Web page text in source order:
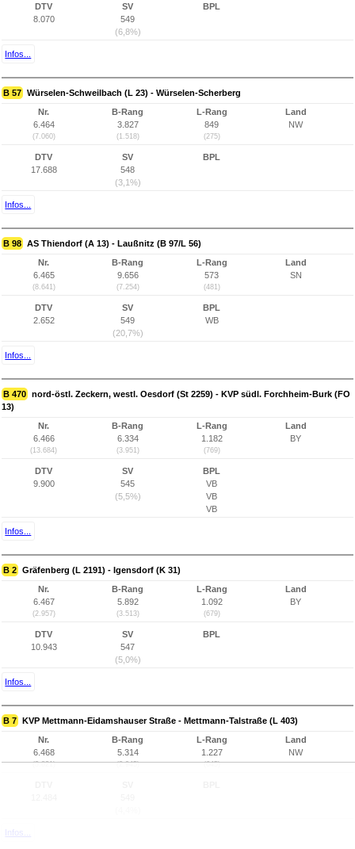
DTV
8.070
SV
549
(6,8%)
BPL
Infos...
B 57 Würselen-Schweilbach (L 23) - Würselen-Scherberg
Nr.
6.464
(7.060)
B-Rang
3.827
(1.518)
L-Rang
849
(275)
Land
NW
DTV
17.688
SV
548
(3,1%)
BPL
Infos...
B 98 AS Thiendorf (A 13) - Laußnitz (B 97/L 56)
Nr.
6.465
(8.641)
B-Rang
9.656
(7.254)
L-Rang
573
(481)
Land
SN
DTV
2.652
SV
549
(20,7%)
BPL
WB
Infos...
B 470 nord-östl. Zeckern, westl. Oesdorf (St 2259) - KVP südl. Forchheim-Burk (FO
13)
Nr.
6.466
(13.684)
B-Rang
6.334
(3.951)
L-Rang
1.182
(769)
Land
BY
DTV
9.900
SV
545
(5,5%)
BPL
VB
VB
VB
Infos...
B 2 Gräfenberg (L 2191) - Igensdorf (K 31)
Nr.
6.467
(2.957)
B-Rang
5.892
(3.513)
L-Rang
1.092
(679)
Land
BY
DTV
10.943
SV
547
(5,0%)
BPL
Infos...
B 7 KVP Mettmann-Eidamshauser Straße - Mettmann-Talstraße (L 403)
Nr.
6.468
(3.821)
B-Rang
5.314
(2.945)
L-Rang
1.227
(645)
Land
NW
Infos...